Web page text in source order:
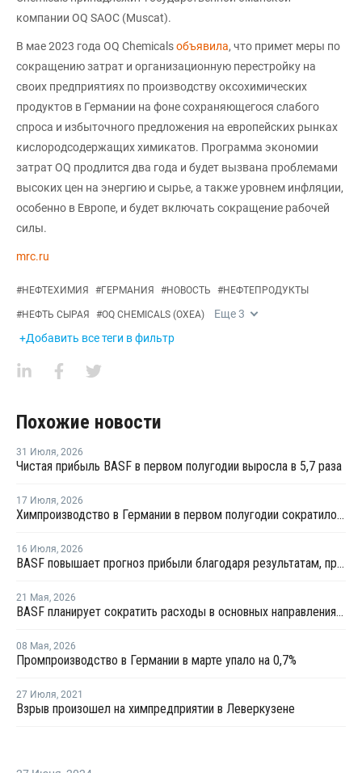
компании OQ SAOC (Muscat).
В мае 2023 года OQ Chemicalsобъявила, что примет меры по
сокращению затрат и организационную перестройку на
своих предприятиях по производству оксохимических
продуктов в Германии на фоне сохраняющегося слабого
спроса и избыточного предложения на европейских рынках
кислородсодержащих химикатов. Программа экономии
затрат OQ продлится два года и будет вызвана проблемами
высоких цен на энергию и сырье, а также уровнем инфляции,
особенно в Европе, и будет включать сокращение рабочей
силы.
mrc.ru
#НЕФТЕХИМИЯ #ГЕРМАНИЯ #НОВОСТЬ #НЕФТЕПРОДУКТЫ
#НЕФТЬ СЫРАЯ #OQ CHEMICALS (OXEA) Еще3
+Добавить все теги в фильтр
Похожие новости
31 Июля, 2026
Чистая прибыль BASF в первом полугодии выросла в 5,7 раза
17 Июля, 2026
Химпроизводство в Германии в первом полугодии сократилось на 3%
16 Июля, 2026
BASF повышает прогноз прибыли благодаря результатам, превзошедшим ожидания
21 Мая, 2026
BASF планирует сократить расходы в основных направлениях деятельности на 20% к 2029 году
08 Мая, 2026
Промпроизводство в Германии в марте упало на 0,7%
27 Июля, 2021
Взрыв произошел на химпредприятии в Леверкузене